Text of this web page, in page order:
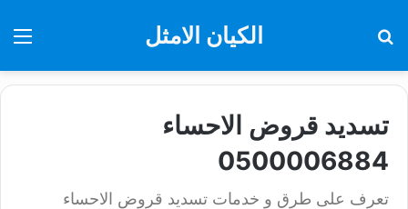
الكيان الامثل
تسديد قروض الاحساء
0500006884
تعرف على طرق و خدمات تسديد قروض الاحساء